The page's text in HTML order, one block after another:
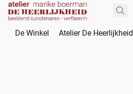
De Winkel Atelier De Heerlijkheid